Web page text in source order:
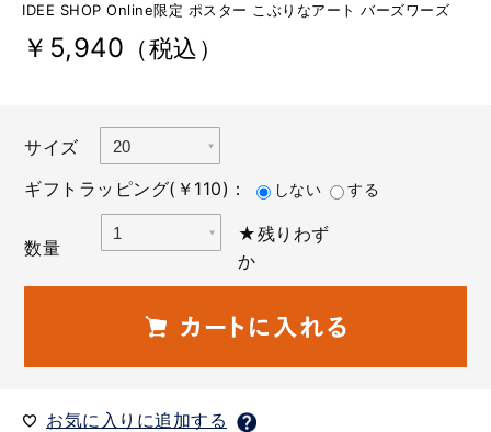
IDEE SHOP Online限定 ポスター こぶりなアート バーズワーズ
￥5,940 （税込）
サイズ
ギフトラッピング(￥110)：
しない する
数量
★残りわず
か
お気に入りに追加する